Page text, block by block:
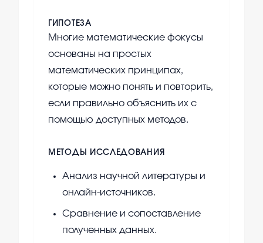
ГИПОТЕЗА
Многие математические фокусы
основаны на простых
математических принципах,
которые можно понять и повторить,
если правильно объяснить их с
помощью доступных методов.
МЕТОДЫ ИССЛЕДОВАНИЯ
Анализ научной литературы и
онлайн-источников.
Сравнение и сопоставление
полученных данных.